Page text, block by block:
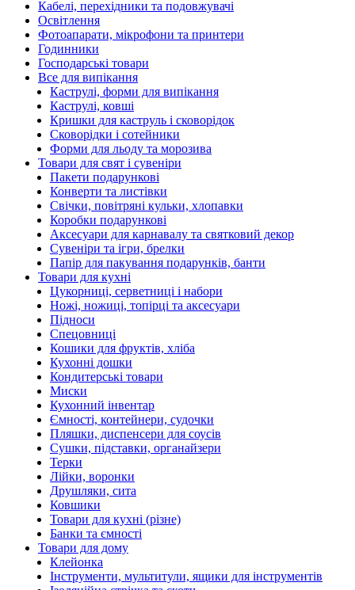
Кабелі, перехідники та подовжувачі
Освітлення
Фотоапарати, мікрофони та принтери
Годинники
Господарські товари
Все для випікання
Каструлі, форми для випікання
Каструлі, ковші
Кришки для каструль і сковорідок
Сковорідки і сотейники
Форми для льоду та морозива
Товари для свят і сувеніри
Пакети подарункові
Конверти та листівки
Свічки, повітряні кульки, хлопавки
Коробки подарункові
Аксесуари для карнавалу та святковий декор
Сувеніри та ігри, брелки
Папір для пакування подарунків, банти
Товари для кухні
Цукорниці, серветниці і набори
Ножі, ножиці, топірці та аксесуари
Підноси
Спецовниці
Кошики для фруктів, хліба
Кухонні дошки
Кондитерські товари
Миски
Кухонний інвентар
Ємності, контейнери, судочки
Пляшки, диспенсери для соусів
Сушки, підставки, органайзери
Терки
Лійки, воронки
Друшляки, сита
Ковшики
Товари для кухні (різне)
Банки та ємності
Товари для дому
Клейонка
Інструменти, мультитули, ящики для інструментів